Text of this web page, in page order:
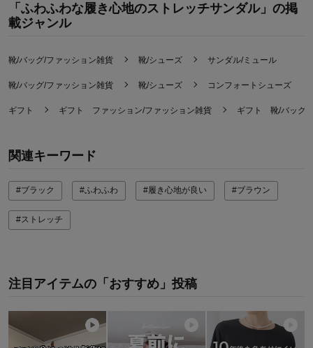
「ふわふわな履き心地のストレッチサンダル」の掲
載ジャンル
靴/バッグ/ファッション雑貨 靴/シューズ サンダル/ミュール
靴/バッグ/ファッション雑貨 靴/シューズ コンフォートシューズ
ギフト ギフト ファッション/ファッション雑貨 ギフト 靴/バッグ
関連キーワード
#ブラック #ふわふわ #履き心地が良い #ブラウン
#ストレッチ
注目アイテムの「おすすめ」投稿